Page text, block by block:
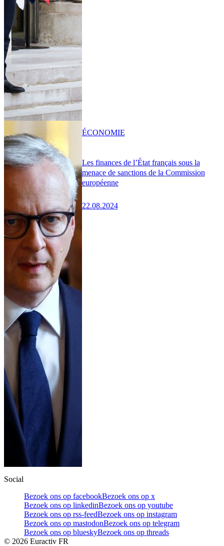
Les finances de l’État français sous la
menace de sanctions de la Commission
européenne
22.08.2024
ÉCONOMIE
Social
Bezoek ons op facebookBezoek ons op x
Bezoek ons op linkedinBezoek ons op youtube
Bezoek ons op rss-feedBezoek ons op instagram
Bezoek ons op mastodonBezoek ons op telegram
Bezoek ons op blueskyBezoek ons op threads
© 2026 Euractiv FR